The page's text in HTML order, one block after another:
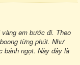
em bước đi. Theo
từng phút. Như
bánh ngọt. Này đây là